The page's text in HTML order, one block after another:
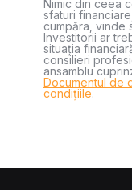
Nimic din ceea
sfaturi
cumpăra, vinde
Investitorii ar
situația
consilieri
ansamblu
Documentul de
condițiile.